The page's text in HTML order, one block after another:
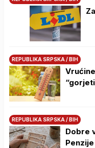
REPUBLIKA SRPSKA / BIH
REPUBLIKA SRPSKA / BIH
Dobre